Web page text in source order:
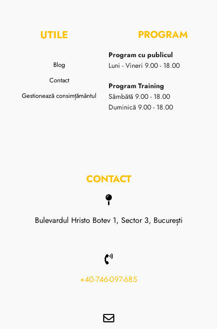
UTILE
Blog
Contact
Gestionează consimțământul
PROGRAM
Program cu publicul
Luni - Vineri 9.00 - 18.00
Program Training
Sămbătă 9.00 - 18.00
Duminică 9.00 - 18.00
CONTACT
Bulevardul Hristo Botev 1, Sector 3, București
+40-746-097-685